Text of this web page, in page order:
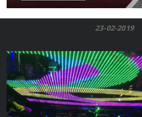
23-02-2019